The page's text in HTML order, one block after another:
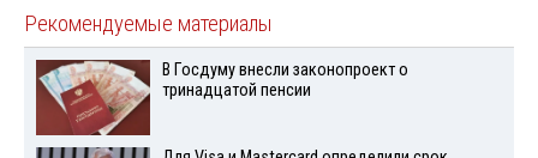
Рекомендуемые материалы
В Госдуму внесли законопроект о
тринадцатой пенсии